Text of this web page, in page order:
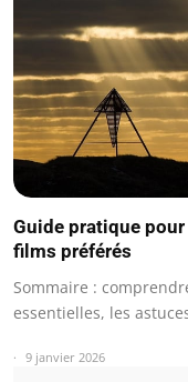
Guide pratique
films préférés
Sommaire :
essentielles, les
9 janvier 2026